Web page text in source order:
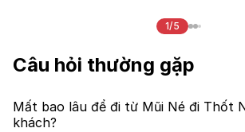
1/5
Câu hỏi thường gặp
Mất bao lâu để đi từ Mũi Né đi Thốt
khách?